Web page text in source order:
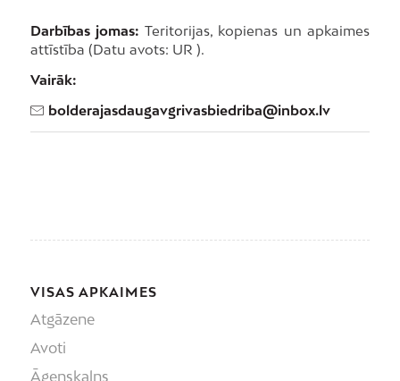
Darbības jomas: Teritorijas, kopienas un apkaimes
attīstība (Datu avots: UR ).
Vairāk:
bolderajasdaugavgrivasbiedriba@inbox.lv
VISAS APKAIMES
Atgāzene
Avoti
Āgenskalns